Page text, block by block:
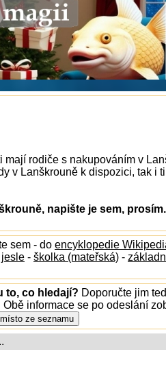
rodiče s nakupováním v
v Lanškrouně k dispozici, tak i
napište je sem,
sem - do encyklopedie
jesle - školka (mateřská) -
to, co hledají? Doporučte jim
informace se po odeslání